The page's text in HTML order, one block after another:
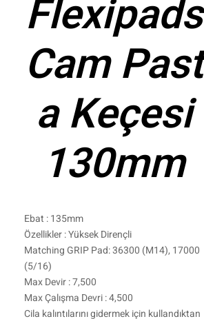
Flexipads
Cam Past
a Keçesi
130mm
Ebat : 135mm
Özellikler : Yüksek Dirençli
Matching GRIP Pad: 36300 (M14), 17000
(5/16)
Max Devir : 7,500
Max Çalışma Devri : 4,500
Cila kalıntılarını gidermek için kullandıktan